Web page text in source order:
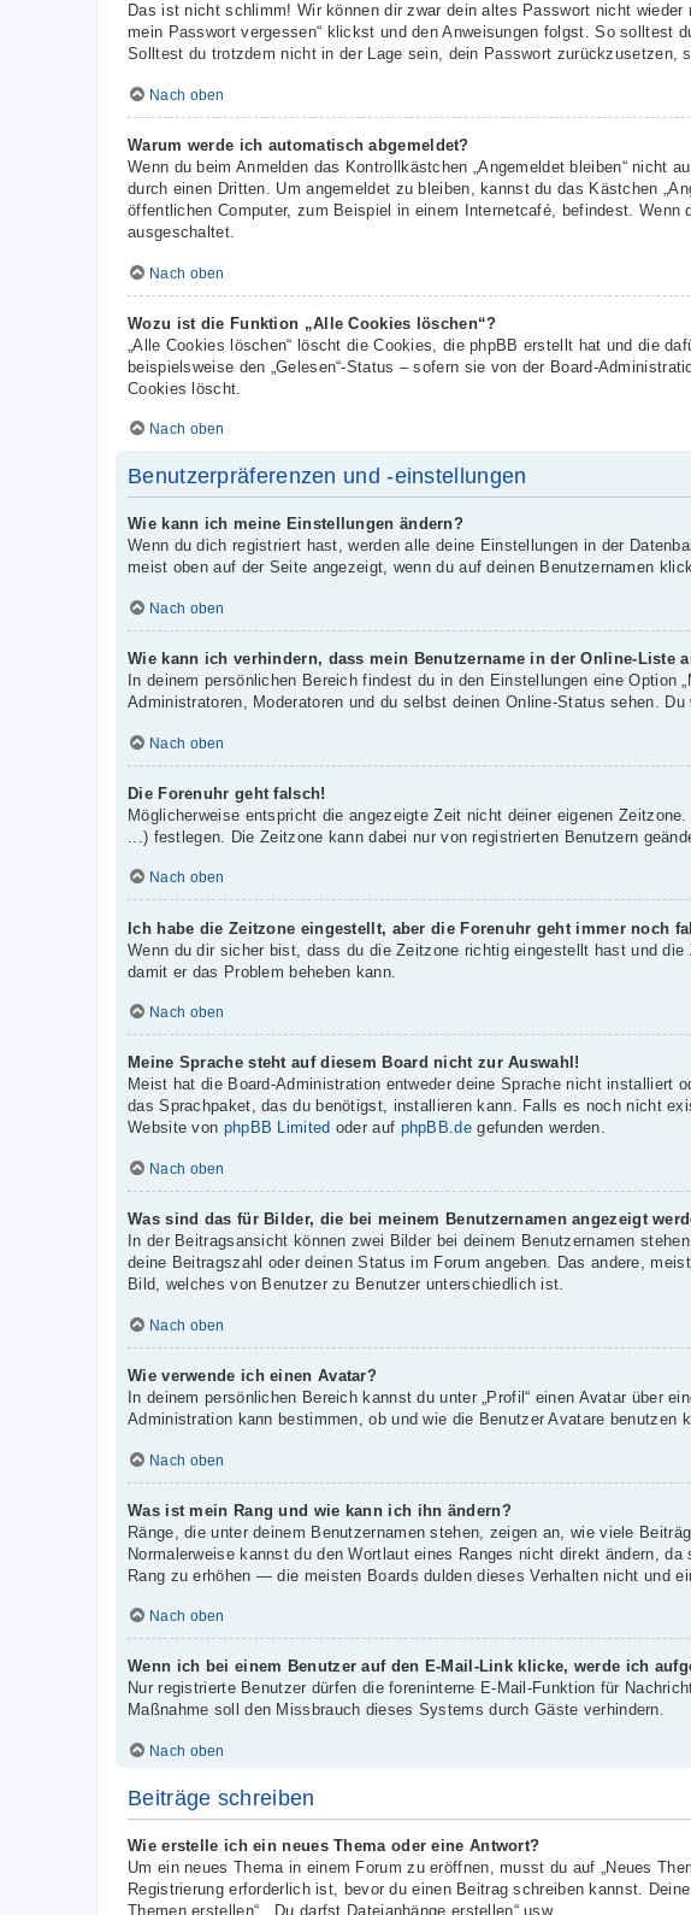
Das ist nicht schlimm! Wir können dir zwar dein altes Passwort nicht
mein Passwort vergessen“ klickst und den Anweisungen folgst. So solltest
Solltest du trotzdem nicht in der Lage sein, dein Passwort zurückzusetzen,
Nach oben
Warum werde ich automatisch abgemeldet?
Wenn du beim Anmelden das Kontrollkästchen „Angemeldet bleiben“ nicht
durch einen Dritten. Um angemeldet zu bleiben, kannst du das Kästchen
öffentlichen Computer, zum Beispiel in einem Internetcafé, befindest.
ausgeschaltet.
Nach oben
Wozu ist die Funktion „Alle Cookies löschen“?
„Alle Cookies löschen“ löscht die Cookies, die phpBB erstellt hat und die
beispielsweise den „Gelesen“-Status – sofern sie von der Board-
Cookies löscht.
Nach oben
Benutzerpräferenzen und -einstellungen
Wie kann ich meine Einstellungen ändern?
Wenn du dich registriert hast, werden alle deine Einstellungen in der
meist oben auf der Seite angezeigt, wenn du auf deinen Benutzernamen
Nach oben
Wie kann ich verhindern, dass mein Benutzername in der Online-Liste
In deinem persönlichen Bereich findest du in den Einstellungen eine
Administratoren, Moderatoren und du selbst deinen Online-Status sehen.
Nach oben
Die Forenuhr geht falsch!
Möglicherweise entspricht die angezeigte Zeit nicht deiner eigenen
...) festlegen. Die Zeitzone kann dabei nur von registrierten Benutzern
Nach oben
Ich habe die Zeitzone eingestellt, aber die Forenuhr geht immer noch
Wenn du dir sicher bist, dass du die Zeitzone richtig eingestellt hast und
damit er das Problem beheben kann.
Nach oben
Meine Sprache steht auf diesem Board nicht zur Auswahl!
Meist hat die Board-Administration entweder deine Sprache nicht installiert
das Sprachpaket, das du benötigst, installieren kann. Falls es noch nicht
Website von phpBB Limited oder auf phpBB.degefunden werden.
Nach oben
Was sind das für Bilder, die bei meinem Benutzernamen angezeigt
In der Beitragsansicht können zwei Bilder bei deinem Benutzernamen
deine Beitragszahl oder deinen Status im Forum angeben. Das andere,
Bild, welches von Benutzer zu Benutzer unterschiedlich ist.
Nach oben
Wie verwende ich einen Avatar?
In deinem persönlichen Bereich kannst du unter „Profil“ einen Avatar über
Administration kann bestimmen, ob und wie die Benutzer Avatare
Nach oben
Was ist mein Rang und wie kann ich ihn ändern?
Ränge, die unter deinem Benutzernamen stehen, zeigen an, wie viele
Normalerweise kannst du den Wortlaut eines Ranges nicht direkt ändern,
Rang zu erhöhen — die meisten Boards dulden dieses Verhalten nicht und
Nach oben
Wenn ich bei einem Benutzer auf den E-Mail-Link klicke, werde ich
Nur registrierte Benutzer dürfen die foreninterne E-Mail-Funktion für
Maßnahme soll den Missbrauch dieses Systems durch Gäste verhindern.
Nach oben
Beiträge schreiben
Wie erstelle ich ein neues Thema oder eine Antwort?
Um ein neues Thema in einem Forum zu eröffnen, musst du auf „Neues
Registrierung erforderlich ist, bevor du einen Beitrag schreiben kannst.
Themen erstellen“, „Du darfst Dateianhänge erstellen“ usw.